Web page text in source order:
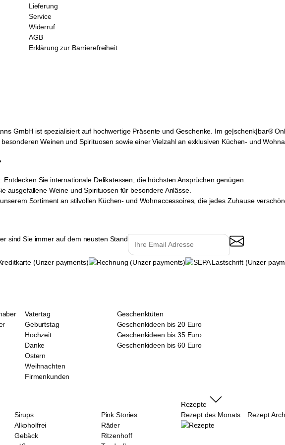
Lieferung
Service
Widerruf
AGB
Erklärung zur Barrierefreiheit
GmbH ist spezialisiert auf hochwertige Präsente und Geschenke. Im ge|schenk|bar®
Weinen und Spirituosen sowie einer Vielzahl an exklusiven Küchen- und
Sie internationale Delikatessen, die höchsten Ansprüchen genügen.
ausgefallene Weine und Spirituosen für besondere Anlässe.
Sortiment an stilvollen Küchen- und Wohnaccessoires, die jedes Zuhause
sind Sie immer auf dem neusten Stand
Vatertag
Geburtstag
Hochzeit
Danke
Ostern
Weihnachten
Firmenkunden
Geschenktüten
Geschenkideen bis 20 Euro
Geschenkideen bis 35 Euro
Geschenkideen bis 60 Euro
Sirups
Alkoholfrei
Gebäck
Pink Stories
Räder
Ritzenhoff
Rezepte
Rezept des Monats
Rezept